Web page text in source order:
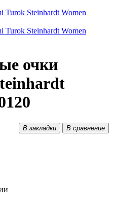
очки
В закладки В сравнение